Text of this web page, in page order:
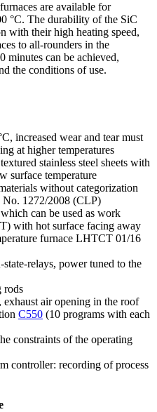
are available for
°C. The durability of the SiC
with their high heating speed,
to all-rounders in the
minutes can be achieved,
the conditions of use.
increased wear and tear must
at higher temperatures
stainless steel sheets with
surface temperature
without categorization
No. 1272/2008 (CLP)
can be used as work
with hot surface facing away
furnace LHTCT 01/16
relays, power tuned to the
rods
air opening in the roof
C550 (10 programs with each
constraints of the operating
controller: recording of process